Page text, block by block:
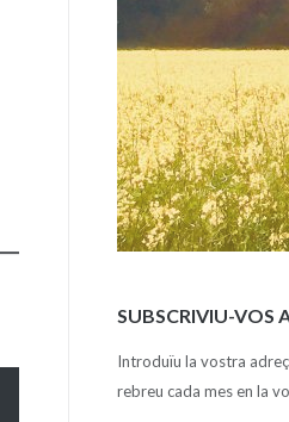
SUBSCRIVIU-VOS
Introduïu la vostra
rebreu cada mes en la